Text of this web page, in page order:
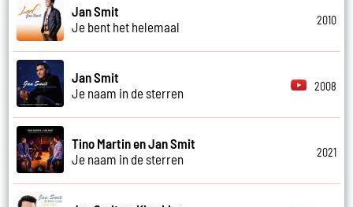
Jan Smit
Je bent het helemaal
2010
Jan Smit
Je naam in de sterren
2008
Tino Martin en Jan Smit
Je naam in de sterren
2021